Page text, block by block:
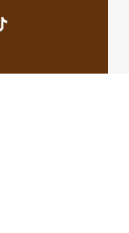
UKSW